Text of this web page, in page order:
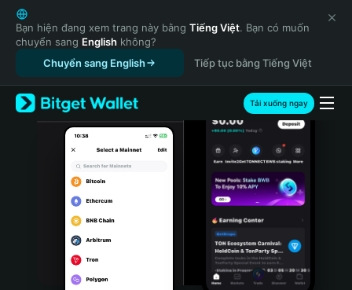
English
日本語
Tiếng Việt
Русский
Español (Latinoamérica)
Türkçe
Italiano
Português (Portugal)
Bahasa Indonesia
Bạn hiện đang xem trang này bằng Tiếng Việt. Bạn có muốn
chuyển sang English không?
Chuyển sang English
Tiếp tục bằng Tiếng Việt
Tải xuống ngay